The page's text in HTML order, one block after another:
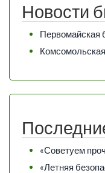
Новости
Первомайская
«Советуем
«Летняя